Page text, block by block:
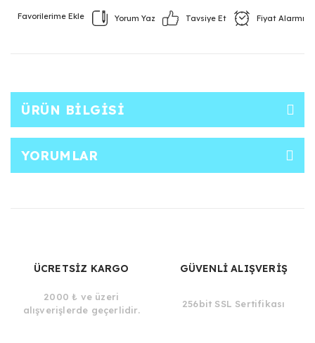
Yorum Yaz Tavsiye Et Fiyat Alarmı
ÜRÜN BILGISI
YORUMLAR
ÜCRETSİZ KARGO
2000 ₺ ve üzeri
alışverişlerde geçerlidir.
GÜVENLİ ALIŞVERİŞ
256bit SSL Sertifikası